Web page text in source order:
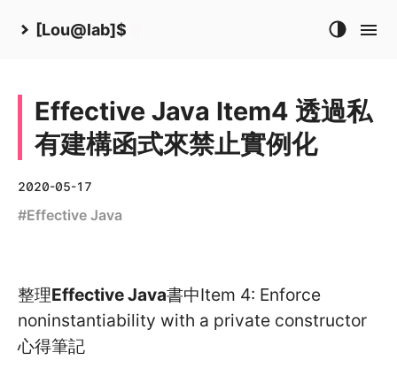
[Lou@lab]$
Effective Java Item4 透過私
有建構函式來禁止實例化
2020-05-17
#Effective Java
整理Effective Java書中Item 4: Enforce
noninstantiability with a private constructor
心得筆記